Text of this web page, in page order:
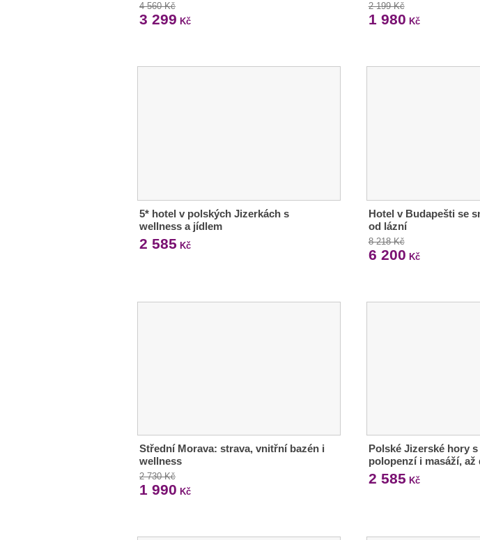
4 560 Kč
3 299 Kč
2 199 Kč
1 980 Kč
5* hotel v polských Jizerkách s
wellness a jídlem
2 585 Kč
Hotel v Budapešti se
od lázní
8 218 Kč
6 200 Kč
Střední Morava: strava, vnitřní bazén i
wellness
2 730 Kč
1 990 Kč
Polské Jizerské hory
polopenzí i masáží,
2 585 Kč